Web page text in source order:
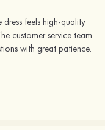
feels high-quality
customer service team
with great patience.